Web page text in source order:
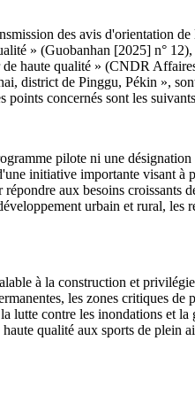
des avis d'orientation
» (Guobanhan [2025] n°
haute qualité » (CNDR
district de Pinggu, Pékin »,
concernés sont les
pilote ni une
initiative importante visant
aux besoins
urbain et rural,
à la construction et
les zones critiques
lutte contre les inondations et
qualité aux sports de plein